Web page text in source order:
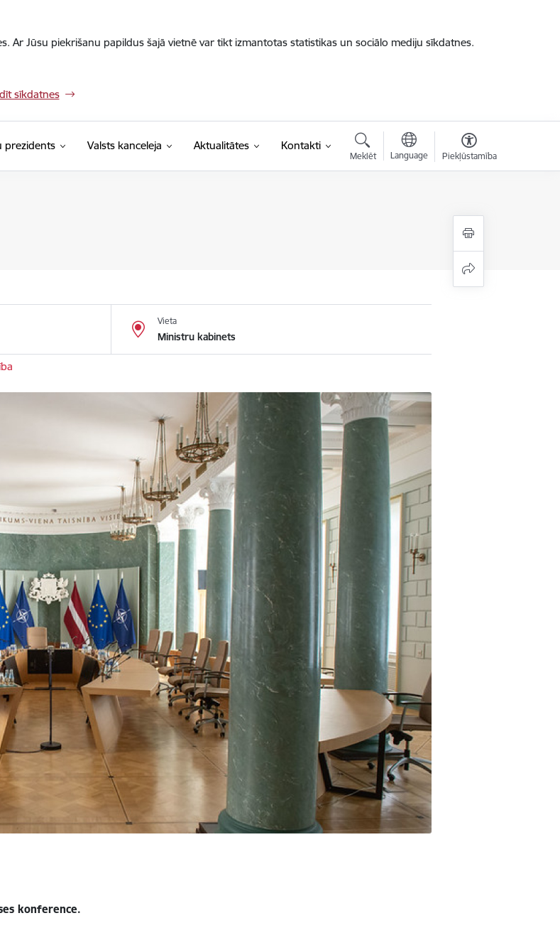
Ar Jūsu piekrišanu papildus šajā vietnē var tikt izmantotas statistikas un sociālo mediju sīkdatnes.
sīkdatnes
prezidents Valsts kanceleja Aktualitātes Kontakti
Meklēt Language Piekļūstamība
Vieta
Ministru kabinets
konference.